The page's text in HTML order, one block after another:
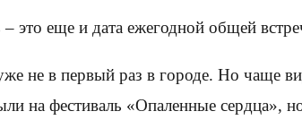
это еще и дата ежегодной общей
не в первый раз в городе. Но чаще
на фестиваль «Опаленные сердца»,